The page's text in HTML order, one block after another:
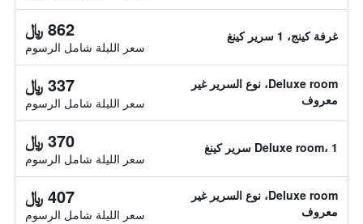
غرفة كينج، 1 سرير كينغ 862 ﷼
سعر الليلة شامل الرسوم
Deluxe room، نوع السرير غير
معروف
337 ﷼
سعر الليلة شامل الرسوم
Deluxe room، 1 سرير كينغ 370 ﷼
سعر الليلة شامل الرسوم
Deluxe room، نوع السرير غير
معروف
407 ﷼
سعر الليلة شامل الرسوم